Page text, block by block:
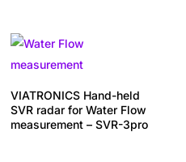
VIATRONICS Hand-held
SVR radar for Water Flow
measurement – SVR-3pro